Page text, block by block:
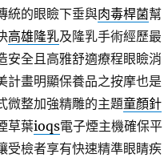
統的眼瞼下垂與肉毒桿菌幫
高雄隆乳及隆乳手術經歷最
安全且高雅舒適療程眼瞼消
計畫明顯保養品之按摩也是
微整加強精雕的主題童顏針
草葉ioqs電子煙主機確保平
受檢者享有快速精準眼睛疾